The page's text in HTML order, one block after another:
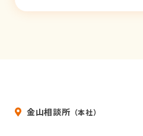
結し、お客様の個人
金山相談所 （本社）